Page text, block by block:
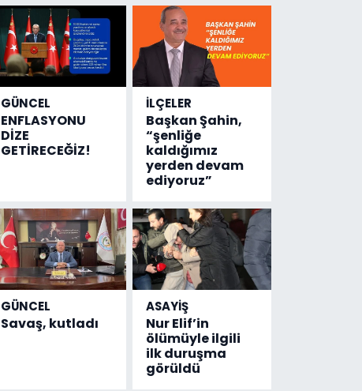
Emniyete
4,5 milyon
liralık
destek
çıktı
GÜNCEL
ENFLASYONU
DİZE
GETİRECEĞİZ!
İLÇELER
Başkan Şahin,
“şenliğe
kaldığımız
yerden devam
ediyoruz”
GÜNCEL
Savaş, kutladı
ASAYİŞ
Nur Elif’in
ölümüyle ilgili
ilk duruşma
görüldü